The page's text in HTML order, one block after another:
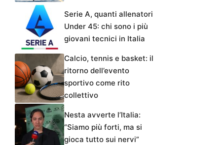
Serie A, quanti allenatori
Under 45: chi sono i più
giovani tecnici in Italia
Calcio, tennis e basket: il
ritorno dell’evento
sportivo come rito
collettivo
Nesta avverte l’Italia:
“Siamo più forti, ma si
gioca tutto sui nervi”